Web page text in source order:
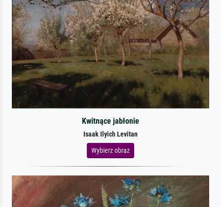
Kwitnące jabłonie
Isaak Ilyich Levitan
Wybierz obraz